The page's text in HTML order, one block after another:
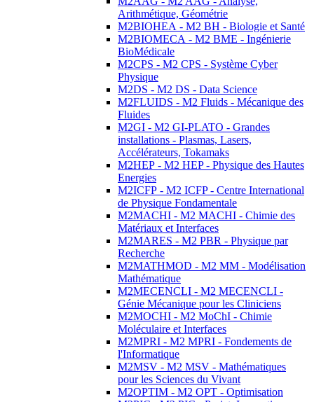
Arithmétique, Géométrie
M2BIOHEA - M2 BH - Biologie et Santé
M2BIOMECA - M2 BME - Ingénierie
BioMédicale
M2CPS - M2 CPS - Système Cyber
Physique
M2DS - M2 DS - Data Science
M2FLUIDS - M2 Fluids - Mécanique des
Fluides
M2GI - M2 GI-PLATO - Grandes
installations - Plasmas, Lasers,
Accélérateurs, Tokamaks
M2HEP - M2 HEP - Physique des Hautes
Energies
M2ICFP - M2 ICFP - Centre International
de Physique Fondamentale
M2MACHI - M2 MACHI - Chimie des
Matériaux et Interfaces
M2MARES - M2 PBR - Physique par
Recherche
M2MATHMOD - M2 MM - Modélisation
Mathématique
M2MECENCLI - M2 MECENCLI -
Génie Mécanique pour les Cliniciens
M2MOCHI - M2 MoChI - Chimie
Moléculaire et Interfaces
M2MPRI - M2 MPRI - Fondements de
l'Informatique
M2MSV - M2 MSV - Mathématiques
pour les Sciences du Vivant
M2OPTIM - M2 OPT - Optimisation